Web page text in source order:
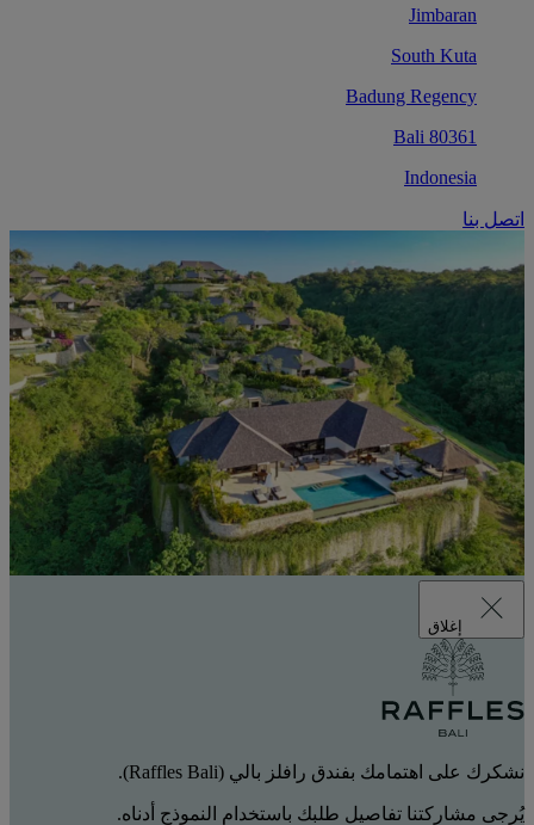
Jimbaran
South Kuta
Badung Regency
80361 Bali
Indonesia
اتصل بنا
إغلاق
نشكرك على اهتمامك بفندق رافلز بالي (Raffles Bali).
يُرجى مشاركتنا تفاصيل طلبك باستخدام النموذج أدناه.